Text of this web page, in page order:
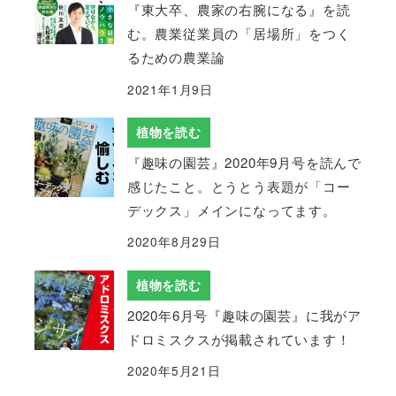
『東大卒、農家の右腕になる』を読
む。農業従業員の「居場所」をつく
るための農業論
2021年1月9日
植物を読む
『趣味の園芸』2020年9月号を読んで
感じたこと。とうとう表題が「コー
デックス」メインになってます。
2020年8月29日
植物を読む
2020年6月号『趣味の園芸』に我がア
ドロミスクスが掲載されています！
2020年5月21日